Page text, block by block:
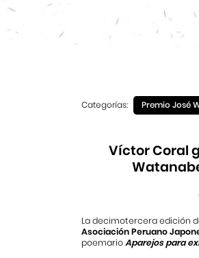
Categorías: Premio José
Víctor Coral
La decimotercera edición
Asociación Peruano
poemarioAparejos para